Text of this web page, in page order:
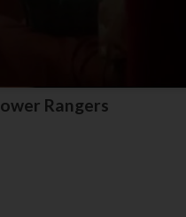
Power Rangers